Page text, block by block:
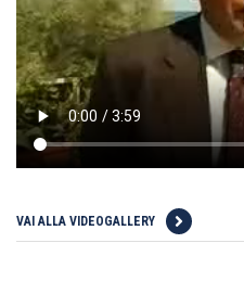
VAI ALLA VIDEOGALLERY